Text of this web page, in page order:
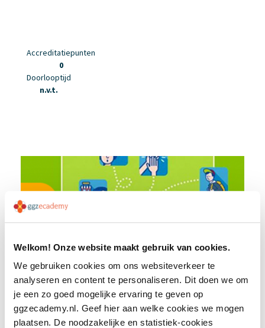
Welkom! Onze website maakt gebruik van cookies.
We gebruiken cookies om ons websiteverkeer te
analyseren en content te personaliseren. Dit doen we om
je een zo goed mogelijke ervaring te geven op
ggzecademy.nl. Geef hier aan welke cookies we mogen
plaatsen. De noodzakelijke en statistiek-cookies
Accreditatiepunten
0
Doorlooptijd
n.v.t.
CGT bij problematisch middelengebruik
bij cliënten met ee...